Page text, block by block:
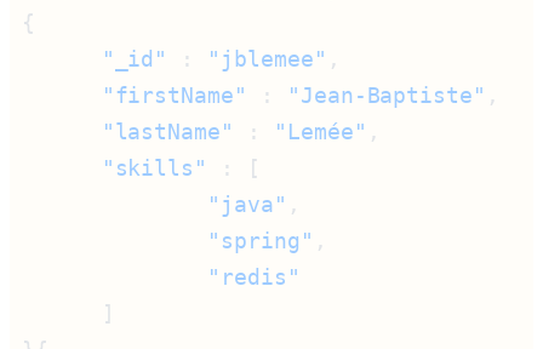
      "_id"
: "jblemee"
      "firstName"
: "Jean-Baptiste"
      "lastName"
: "Lemée"
      "skills"
              "java"
              "spring"